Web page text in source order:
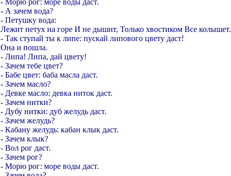
- А зачем вода?
- Петушку вода:
Лежит петух на горе И не дышит, Только хвостиком Все колышет.
- Так ступай ты к липе: пускай липового цвету даст!
Она и пошла.
- Липа! Липа, дай цвету!
- Зачем тебе цвет?
- Бабе цвет: баба масла даст.
- Зачем масло?
- Девке масло: девка ниток даст.
- Зачем нитки?
- Дубу нитки: дуб желудь даст.
- Зачем желудь?
- Кабану желудь: кабан клык даст.
- Зачем клык?
- Вол рог даст.
- Зачем рог?
- Морю рог: море воды даст.